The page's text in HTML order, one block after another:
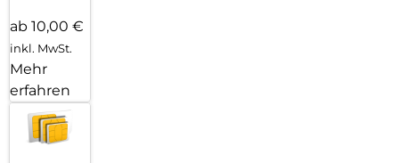
ab 10,00 €
inkl. MwSt.
Mehr
erfahren